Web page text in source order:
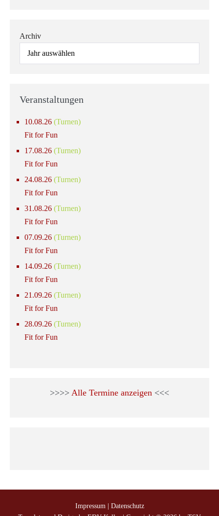
Archiv
Veranstaltungen
10.08.26 (Turnen)
Fit for Fun
17.08.26 (Turnen)
Fit for Fun
24.08.26 (Turnen)
Fit for Fun
31.08.26 (Turnen)
Fit for Fun
07.09.26 (Turnen)
Fit for Fun
14.09.26 (Turnen)
Fit for Fun
21.09.26 (Turnen)
Fit for Fun
28.09.26 (Turnen)
Fit for Fun
>>>> Alle Termine anzeigen <<<
Impressum
Datenschutz